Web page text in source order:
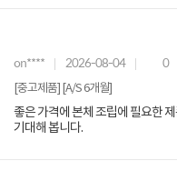
on**** 2026-08-04 0
[중고제품] [A/S 6개월]
좋은 가격에 본체 조립에 필요한
기대해 봅니다.